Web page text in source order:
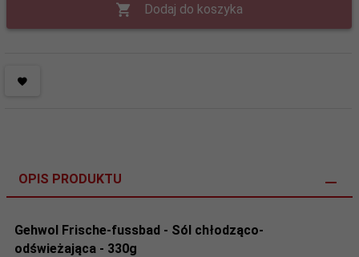
Dodaj do koszyka
OPIS PRODUKTU
Gehwol Frische-fussbad - Sól chłodząco-
odświeżająca - 330g